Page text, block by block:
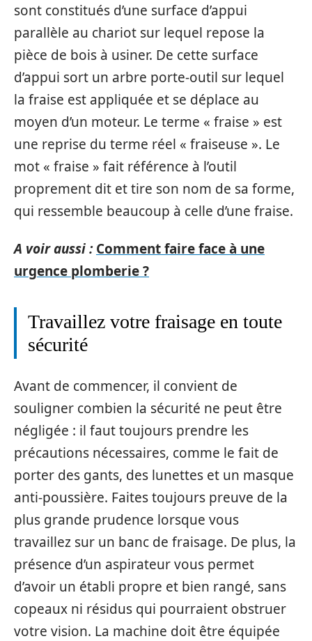
sont constitués d’une surface d’appui
parallèle au chariot sur lequel repose la
pièce de bois à usiner. De cette surface
d’appui sort un arbre porte-outil sur lequel
la fraise est appliquée et se déplace au
moyen d’un moteur. Le terme « fraise » est
une reprise du terme réel « fraiseuse ». Le
mot « fraise » fait référence à l’outil
proprement dit et tire son nom de sa forme,
qui ressemble beaucoup à celle d’une fraise.
A voir aussi : Comment faire face à une
urgence plomberie ?
Travaillez votre fraisage en toute
sécurité
Avant de commencer, il convient de
souligner combien la sécurité ne peut être
négligée : il faut toujours prendre les
précautions nécessaires, comme le fait de
porter des gants, des lunettes et un masque
anti-poussière. Faites toujours preuve de la
plus grande prudence lorsque vous
travaillez sur un banc de fraisage. De plus, la
présence d’un aspirateur vous permet
d’avoir un établi propre et bien rangé, sans
copeaux ni résidus qui pourraient obstruer
votre vision. La machine doit être équipée